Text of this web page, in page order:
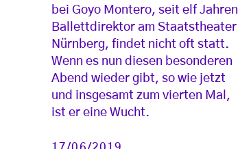
bei Goyo Montero, seit elf Jahren
Ballettdirektor am Staatstheater
Nürnberg, findet nicht oft statt.
Wenn es nun diesen besonderen
Abend wieder gibt, so wie jetzt
und insgesamt zum vierten Mal,
ist er eine Wucht.